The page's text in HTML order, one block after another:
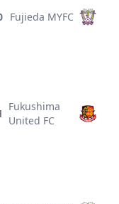
Fujieda MYFC
Fukushima
United FC